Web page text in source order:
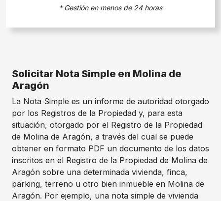
* Gestión en menos de 24 horas
Solicitar Nota Simple en Molina de
Aragón
La Nota Simple es un informe de autoridad otorgado
por los Registros de la Propiedad y, para esta
situación, otorgado por el Registro de la Propiedad
de Molina de Aragón, a través del cual se puede
obtener en formato PDF un documento de los datos
inscritos en el Registro de la Propiedad de Molina de
Aragón sobre una determinada vivienda, finca,
parking, terreno u otro bien inmueble en Molina de
Aragón. Por ejemplo, una nota simple de vivienda